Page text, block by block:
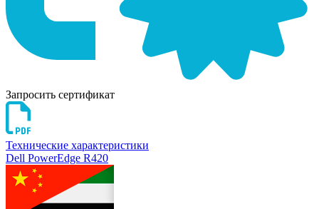
Запросить сертификат
Технические характеристики
Dell PowerEdge R420